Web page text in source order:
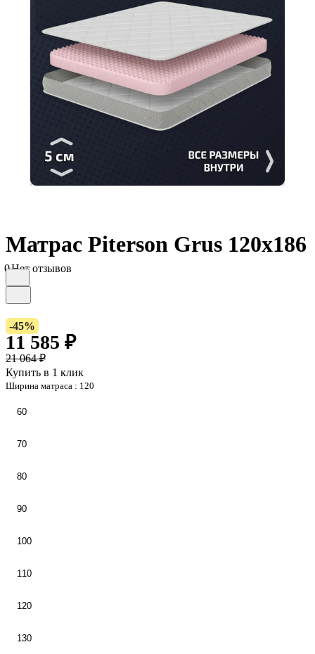
Матрас Piterson Grus 120х186
0Нет отзывов
-45%
11 585 ₽
21 064 ₽
Купить в 1 клик
Ширина матраса : 120
60
70
80
90
100
110
120
130